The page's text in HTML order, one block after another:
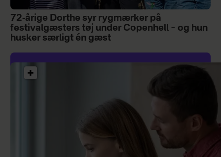
72-årige Dorthe syr rygmærker på
festivalgæsters tøj under Copenhell – og hun
husker særligt én gæst